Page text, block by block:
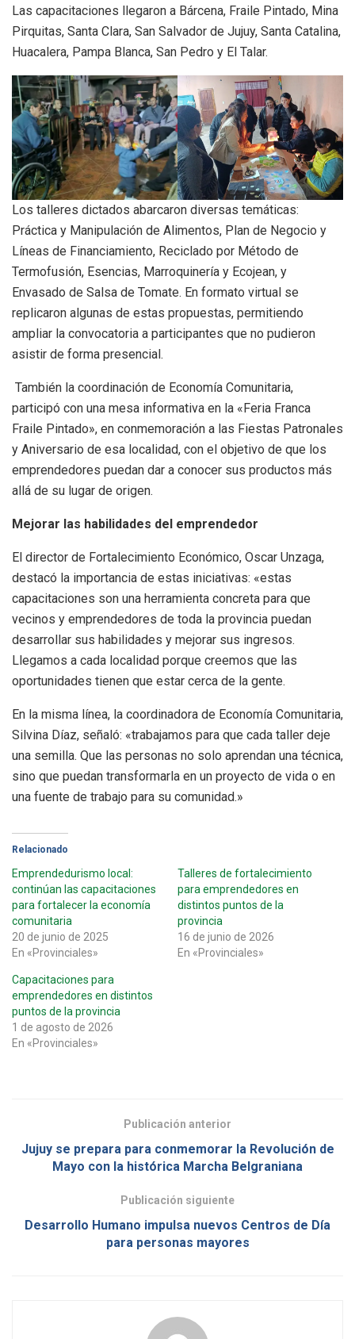
Las capacitaciones llegaron a Bárcena, Fraile Pintado, Mina
Pirquitas, Santa Clara, San Salvador de Jujuy, Santa Catalina,
Huacalera, Pampa Blanca, San Pedro y El Talar.
Los talleres dictados abarcaron diversas temáticas:
Práctica y Manipulación de Alimentos, Plan de Negocio y
Líneas de Financiamiento, Reciclado por Método de
Termofusión, Esencias, Marroquinería y Ecojean, y
Envasado de Salsa de Tomate. En formato virtual se
replicaron algunas de estas propuestas, permitiendo
ampliar la convocatoria a participantes que no pudieron
asistir de forma presencial.
También la coordinación de Economía Comunitaria,
participó con una mesa informativa en la «Feria Franca
Fraile Pintado», en conmemoración a las Fiestas Patronales
y Aniversario de esa localidad, con el objetivo de que los
emprendedores puedan dar a conocer sus productos más
allá de su lugar de origen.
Mejorar las habilidades del emprendedor
El director de Fortalecimiento Económico, Oscar Unzaga,
destacó la importancia de estas iniciativas: «estas
capacitaciones son una herramienta concreta para que
vecinos y emprendedores de toda la provincia puedan
desarrollar sus habilidades y mejorar sus ingresos.
Llegamos a cada localidad porque creemos que las
oportunidades tienen que estar cerca de la gente.
En la misma línea, la coordinadora de Economía Comunitaria,
Silvina Díaz, señaló: «trabajamos para que cada taller deje
una semilla. Que las personas no solo aprendan una técnica,
sino que puedan transformarla en un proyecto de vida o en
una fuente de trabajo para su comunidad.»
Relacionado
Emprendedurismo local:
continúan las capacitaciones
para fortalecer la economía
comunitaria
20 de junio de 2025
En «Provinciales»
Talleres de fortalecimiento
para emprendedores en
distintos puntos de la
provincia
16 de junio de 2026
En «Provinciales»
Capacitaciones para
emprendedores en distintos
puntos de la provincia
1 de agosto de 2026
En «Provinciales»
Publicación anterior
Jujuy se prepara para conmemorar la Revolución de
Mayo con la histórica Marcha Belgraniana
Publicación siguiente
Desarrollo Humano impulsa nuevos Centros de Día
para personas mayores